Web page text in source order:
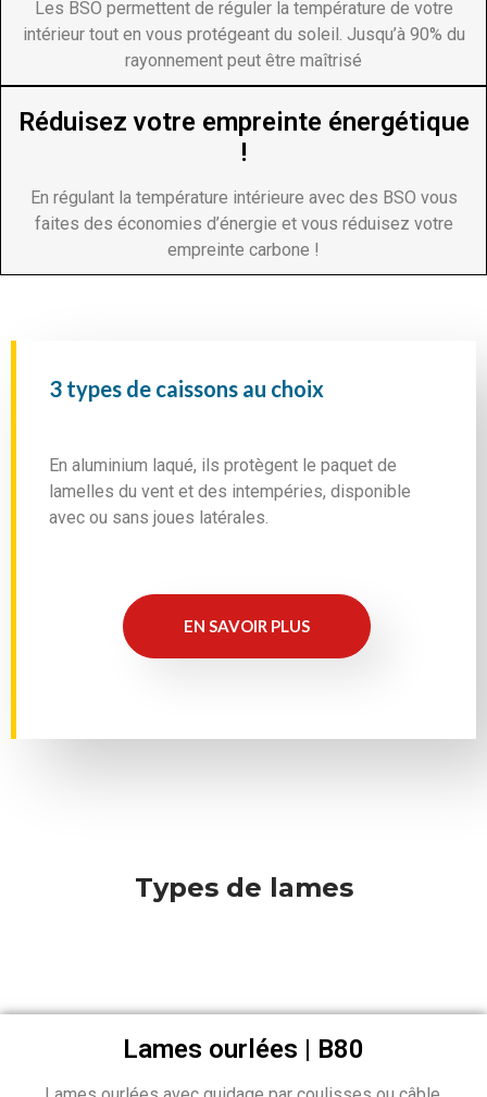
Les BSO permettent de réguler la température de votre
intérieur tout en vous protégeant du soleil. Jusqu’à 90% du
rayonnement peut être maîtrisé
Réduisez votre empreinte énergétique
!
En régulant la température intérieure avec des BSO vous
faites des économies d’énergie et vous réduisez votre
empreinte carbone !
3 types de caissons au choix
En aluminium laqué, ils protègent le paquet de
lamelles du vent et des intempéries, disponible
avec ou sans joues latérales.
EN SAVOIR PLUS
Types de lames
Lames ourlées | B80